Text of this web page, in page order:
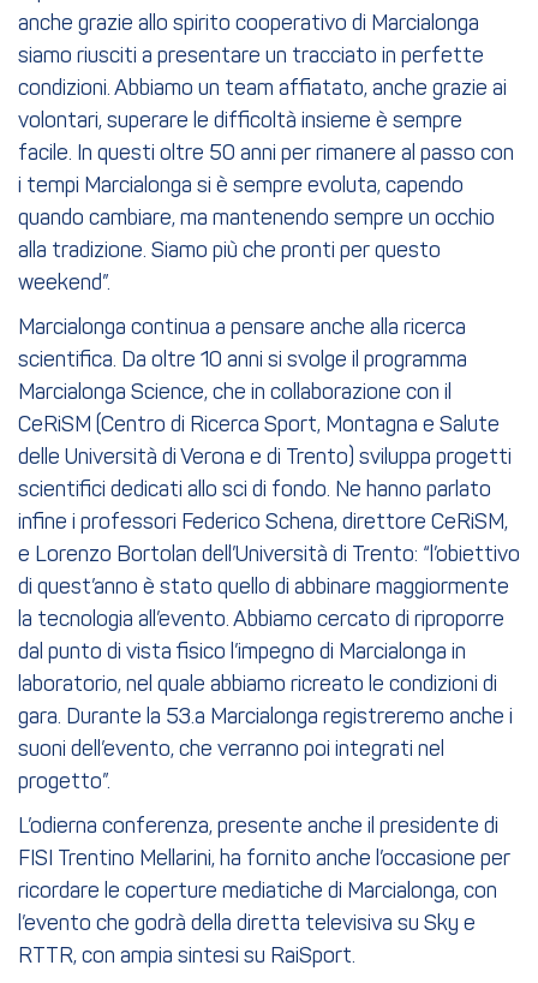
anche grazie allo spirito cooperativo di Marcialonga
siamo riusciti a presentare un tracciato in perfette
condizioni. Abbiamo un team affiatato, anche grazie ai
volontari, superare le difficoltà insieme è sempre
facile. In questi oltre 50 anni per rimanere al passo con
i tempi Marcialonga si è sempre evoluta, capendo
quando cambiare, ma mantenendo sempre un occhio
alla tradizione. Siamo più che pronti per questo
weekend”.
Marcialonga continua a pensare anche alla ricerca
scientifica. Da oltre 10 anni si svolge il programma
Marcialonga Science, che in collaborazione con il
CeRiSM (Centro di Ricerca Sport, Montagna e Salute
delle Università di Verona e di Trento) sviluppa progetti
scientifici dedicati allo sci di fondo. Ne hanno parlato
infine i professori Federico Schena, direttore CeRiSM,
e Lorenzo Bortolan dell’Università di Trento: “l’obiettivo
di quest’anno è stato quello di abbinare maggiormente
la tecnologia all’evento. Abbiamo cercato di riproporre
dal punto di vista fisico l’impegno di Marcialonga in
laboratorio, nel quale abbiamo ricreato le condizioni di
gara. Durante la 53.a Marcialonga registreremo anche i
suoni dell’evento, che verranno poi integrati nel
progetto”.
L’odierna conferenza, presente anche il presidente di
FISI Trentino Mellarini, ha fornito anche l’occasione per
ricordare le coperture mediatiche di Marcialonga, con
l’evento che godrà della diretta televisiva su Sky e
RTTR, con ampia sintesi su RaiSport.